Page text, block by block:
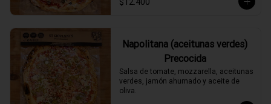
Napolitana (aceitunas verdes)
Precocida
Salsa de tomate, mozzarella, aceitunas
verdes, jamón ahumado y aceite de
oliva.